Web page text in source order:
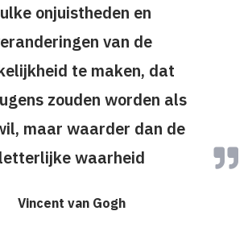
onjuistheden en
van de
te maken, dat
zouden worden als
maar waarder dan de
letterlijke waarheid
Vincent van Gogh